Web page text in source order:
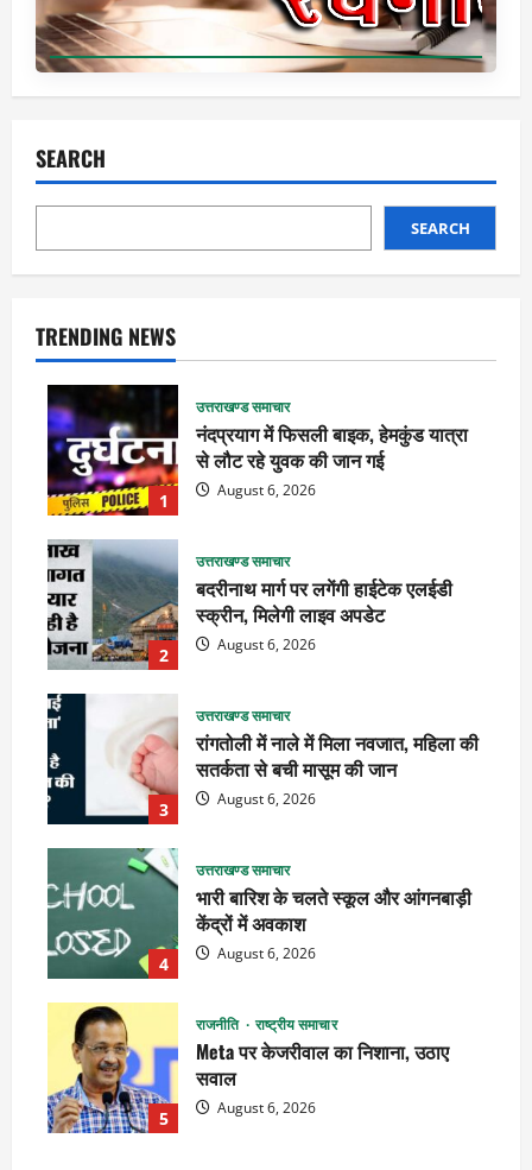
SEARCH
SEARCH
TRENDING NEWS
1
उत्तराखण्ड समाचार
नंदप्रयाग में फिसली बाइक, हेमकुंड यात्रा
से लौट रहे युवक की जान गई
August 6, 2026
2
उत्तराखण्ड समाचार
बदरीनाथ मार्ग पर लगेंगी हाईटेक एलईडी
स्क्रीन, मिलेगी लाइव अपडेट
August 6, 2026
3
उत्तराखण्ड समाचार
रांगतोली में नाले में मिला नवजात, महिला की
सतर्कता से बची मासूम की जान
August 6, 2026
4
उत्तराखण्ड समाचार
भारी बारिश के चलते स्कूल और आंगनबाड़ी
केंद्रों में अवकाश
August 6, 2026
5
राजनीति राष्ट्रीय समाचार
Meta पर केजरीवाल का निशाना, उठाए
सवाल
August 6, 2026